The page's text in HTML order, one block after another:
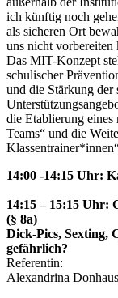
ich künftig noch
als sicheren Ort
uns nicht vorbereiten
Das MIT-Konzept
schulischer
und die Stärkung der
die Etablierung
Teams“ und die
14:00 -14:15 Uhr:
14:15 – 15:15 Uhr:
(§ 8a)
Dick-Pics, Sexting,
gefährlich?
Referentin:
Alexandrina